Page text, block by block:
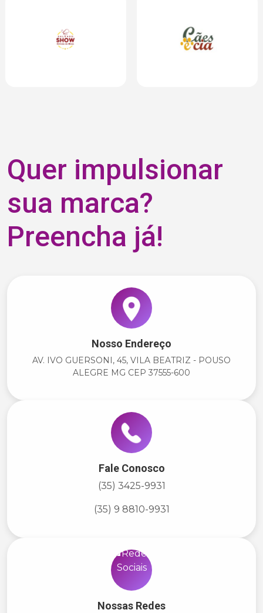
Quer impulsionar
sua marca?
Preencha já!
Nosso Endereço
AV. IVO GUERSONI, 45, VILA BEATRIZ - POUSO
ALEGRE MG CEP 37555-600
Fale Conosco
(35) 3425-9931
(35) 9 8810-9931
Nossas Redes